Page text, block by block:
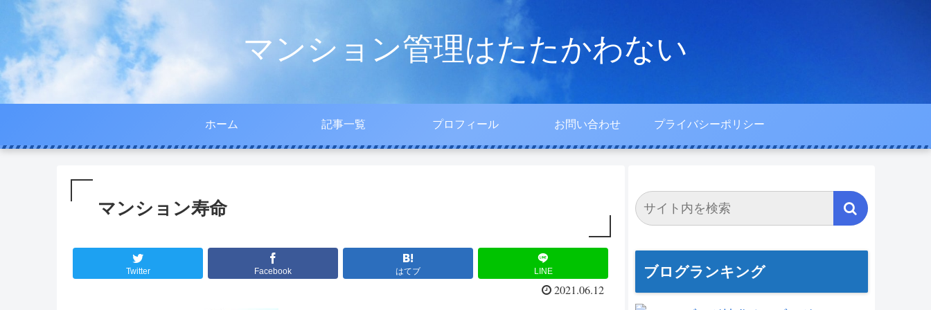
マンション管理はたたかわない
ホーム 記事一覧 プロフィール お問い合わせ プライバシーポリシー
マンション寿命
Twitter Facebook はてブ LINE
2021.06.12
ブログランキング